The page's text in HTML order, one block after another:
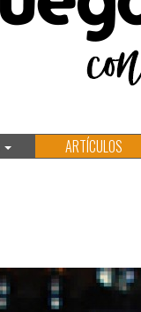
ARTÍCULOS